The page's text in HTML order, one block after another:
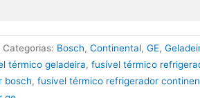
Categorias: Bosch, Continental, GE,
térmico geladeira, fusível térmico
bosch, fusível térmico refrigerador